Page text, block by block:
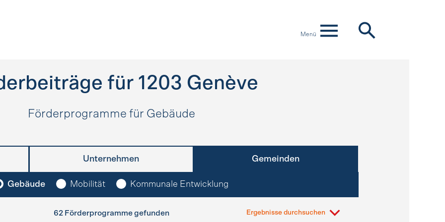
Menü
für 1203 Genève
Förderprogramme für Gebäude
Unternehmen Gemeinden
Gebäude Mobilität Kommunale Entwicklung
62 Förderprogramme gefunden Ergebnisse durchsuchen